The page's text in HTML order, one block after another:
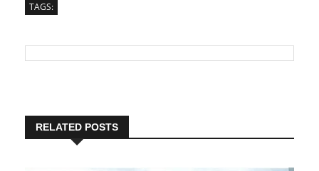
TAGS:
RELATED POSTS